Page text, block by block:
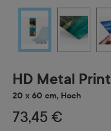
HD Metal Print
20 x 60 cm, Hoch
73,45 €